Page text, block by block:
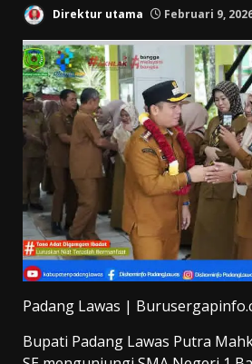
Direktur utama Februari 9,
Padang Lawas |
Bupati Padang Lawas Putra